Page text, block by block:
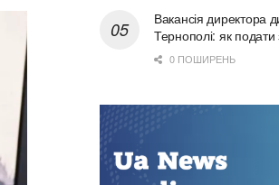
Вакансія директора
Тернополі: як подати
0 ПОШИРЕНЬ